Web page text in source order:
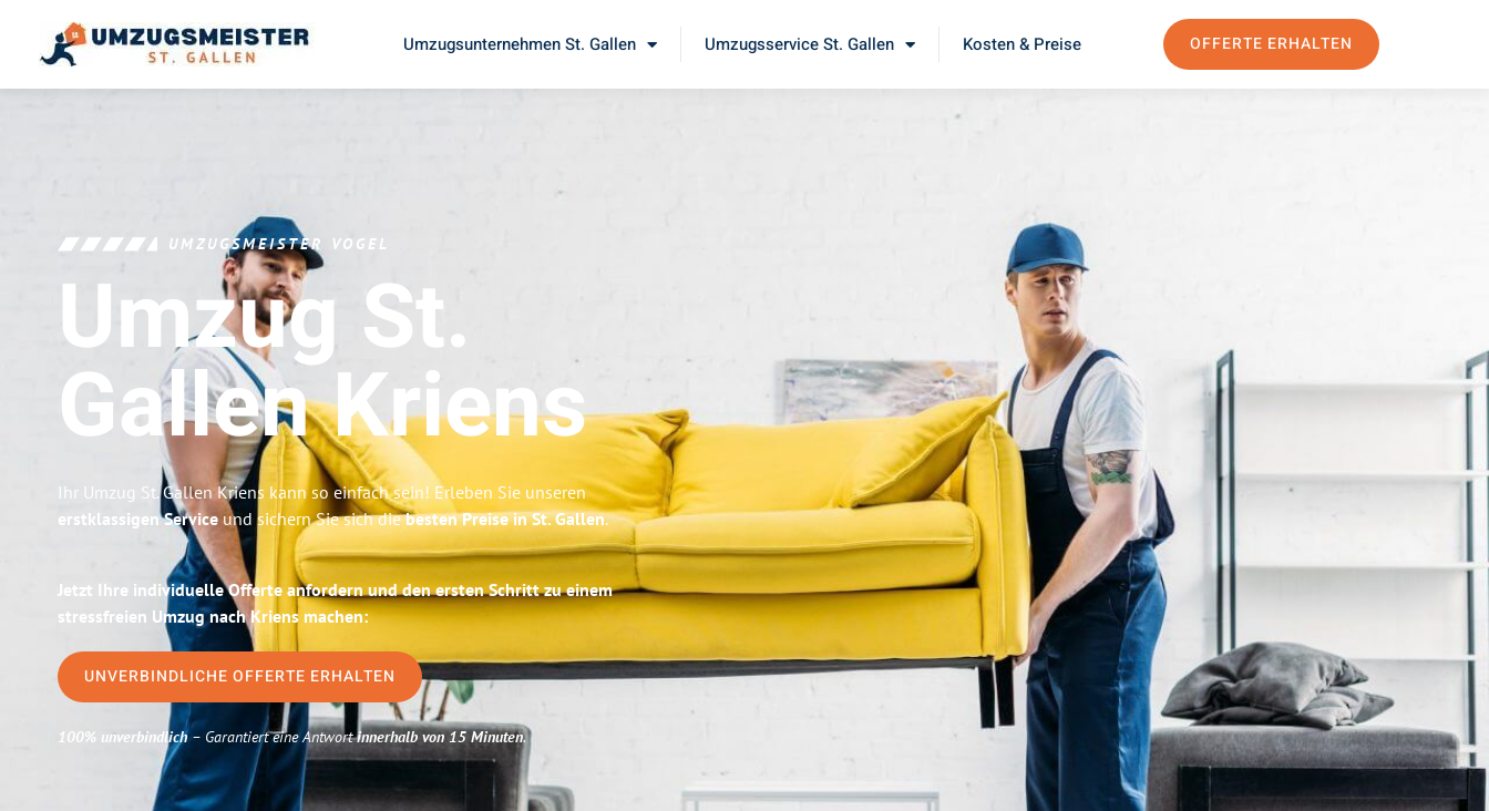
Umzugsunternehmen St. Gallen Umzugsservice St. Gallen Kosten & Preise OFFERTE ERHALTEN
UMZUGSMEISTER VOGEL
Umzug St.
GallenKriens
Ihr Umzug St. Gallen Kriens kann so einfach sein! Erleben Sie unseren
erstklassigen Service und sichern Sie sich diebesten Preise in St. Gallen.
Jetzt Ihre individuelle Offerte anfordern und den ersten Schritt zu einem
stressfreien Umzug nach Kriens machen:
UNVERBINDLICHE OFFERTE ERHALTEN
100% unverbindlich– Garantiert eine Antwortinnerhalb von 15 Minuten.